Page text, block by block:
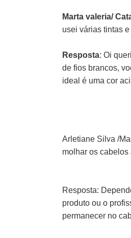
Marta valeria/
usei várias tintas
Resposta: Oi
de fios brancos,
ideal é uma cor
Arletiane Silva /
molhar os cabelos
Resposta:
produto ou o
permanecer no